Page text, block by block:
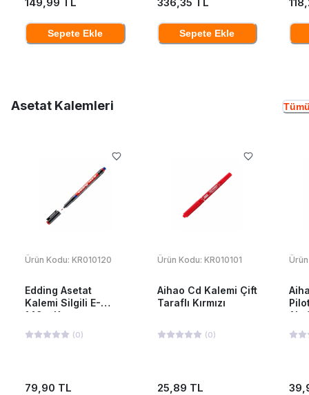
149,99 TL
Sepete Ekle
336,35 TL
Sepete Ekle
Asetat Kalemleri
Ürün Kodu: KR010120
Edding Asetat
Kalemi Silgili E-
149m Kırmızı
(0)
79,90 TL
Ürün Kodu: KR010101
Aihao Cd Kalemi Çift
Taraflı Kırmızı
(0)
25,89 TL